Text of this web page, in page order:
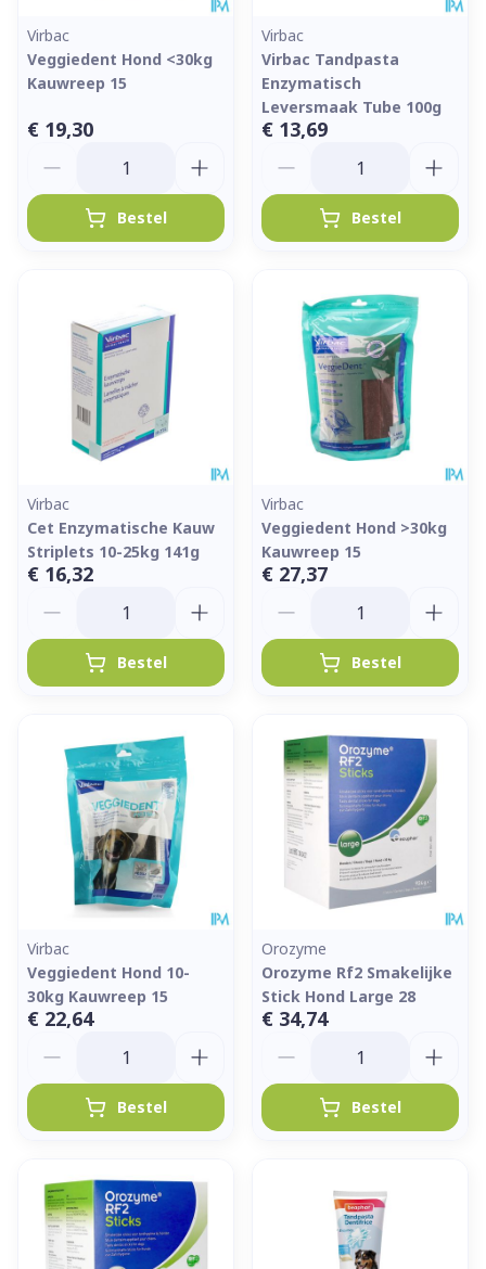
Virbac
Veggiedent Hond <30kg
Kauwreep 15
€ 19,30
Bestel
Virbac
Virbac Tandpasta
Enzymatisch
Leversmaak Tube 100g
€ 13,69
Bestel
Virbac
Cet Enzymatische Kauw
Striplets 10-25kg 141g
€ 16,32
Bestel
Virbac
Veggiedent Hond >30kg
Kauwreep 15
€ 27,37
Bestel
Virbac
Veggiedent Hond 10-
30kg Kauwreep 15
€ 22,64
Bestel
Orozyme
Orozyme Rf2 Smakelijke
Stick Hond Large 28
€ 34,74
Bestel